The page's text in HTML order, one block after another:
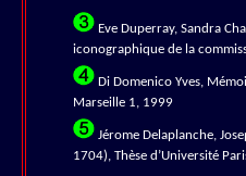
Eve Duperray, Sandra
iconographique de la
Di Domenico Yves,
Marseille 1, 1999
Jérome Delaplanche,
1704), Thèse d’Université